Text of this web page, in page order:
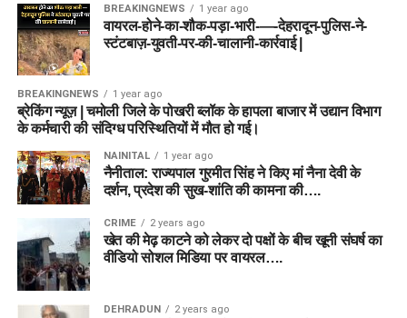
BREAKINGNEWS 1 year ago
वायरल-होने-का-शौक-पड़ा-भारी-—-देहरादून-पुलिस-ने-
स्टंटबाज़-युवती-पर-की-चालानी-कार्रवाई |
BREAKINGNEWS 1 year ago
ब्रेकिंग न्यूज़ | चमोली जिले के पोखरी ब्लॉक के हापला बाजार में उद्यान विभाग
के कर्मचारी की संदिग्ध परिस्थितियों में मौत हो गई।
NAINITAL 1 year ago
नैनीताल: राज्यपाल गुरमीत सिंह ने किए मां नैना देवी के
दर्शन, प्रदेश की सुख-शांति की कामना की….
CRIME 2 years ago
खेत की मेढ़ काटने को लेकर दो पक्षों के बीच खूनी संघर्ष का
वीडियो सोशल मिडिया पर वायरल….
DEHRADUN 2 years ago